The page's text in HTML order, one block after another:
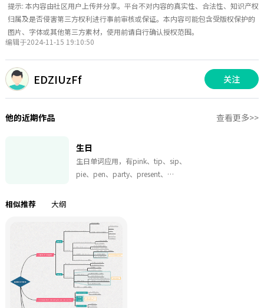
提示: 本内容由社区用户上传并分享。平台不对内容的真实性、合法性、知识产权
归属及是否侵害第三方权利进行事前审核或保证。本内容可能包含受版权保护的
图片、字体或其他第三方素材，使用前请自行确认授权范围。
编辑于2024-11-15 19:10:50
EDZIUzFf 关注
他的近期作品 查看更多>>
生日
生日单词应用，有pink、tip、sip、
pie、pen、party、present、
相似推荐 大纲